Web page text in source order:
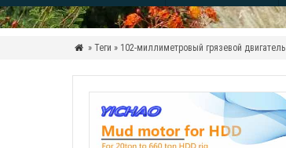
 » Теги » 102-миллиметровый грязевой двигатель